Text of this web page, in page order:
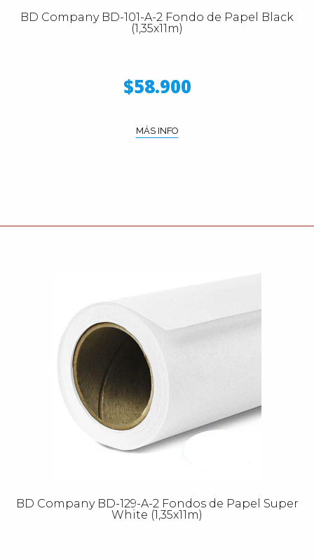
BD Company BD-101-A-2 Fondo de Papel Black
(1,35x11m)
$58.900
MÁS INFO
BD Company BD-129-A-2 Fondos de Papel Super
White (1,35x11m)